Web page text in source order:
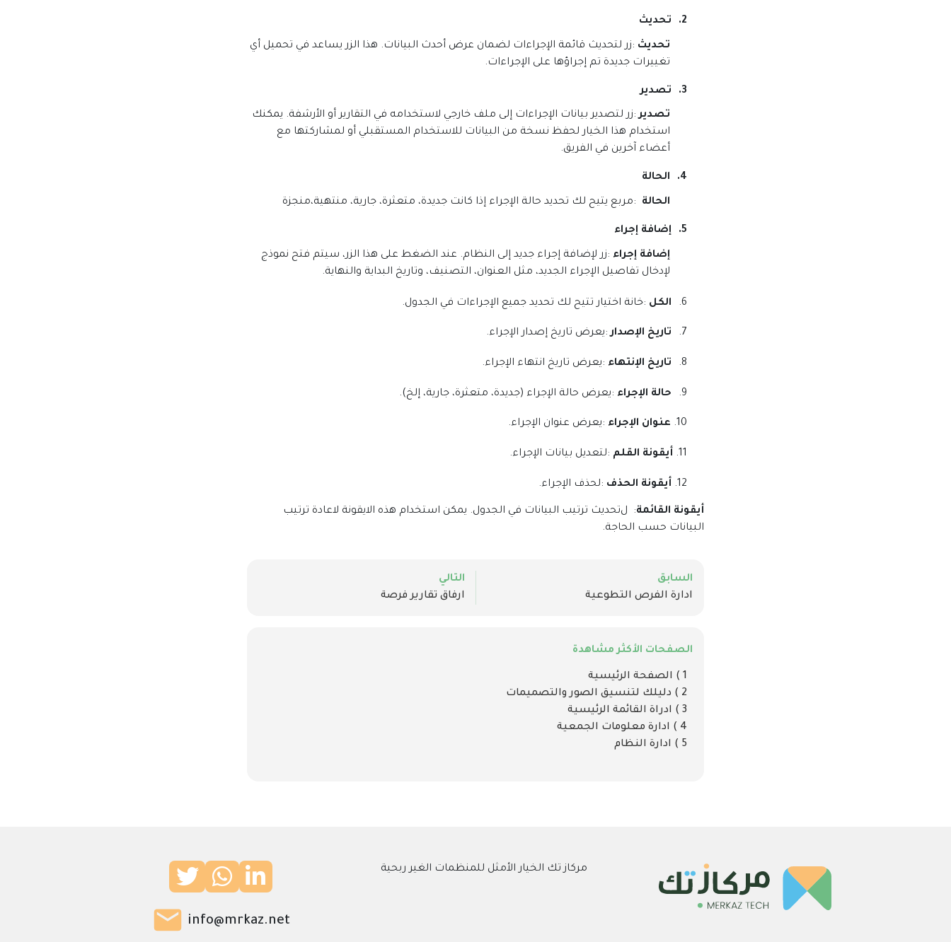
2. تحديث
تحديث :زر لتحديث قائمة الإجراءات لضمان عرض أحدث البيانات. هذا الزر يساعد في تحميل أي
تغييرات جديدة تم إجراؤها على الإجراءات.
3. تصدير
تصدير:زر لتصدير بيانات الإجراءات إلى ملف خارجي لاستخدامه في التقارير أو الأرشفة. يمكنك
استخدام هذا الخيار لحفظ نسخة من البيانات للاستخدام المستقبلي أو لمشاركتها مع
أعضاء آخرين في الفريق.
4. الحالة
الحالة :مربع يتيح لك تحديد حالة الإجراء إذا كانت جديدة، متعثرة، جارية، منتهية،منجزة
5. إضافة إجراء
إضافة إجراء :زر لإضافة إجراء جديد إلى النظام. عند الضغط على هذا الزر، سيتم فتح نموذج
لإدخال تفاصيل الإجراء الجديد، مثل العنوان، التصنيف، وتاريخ البداية والنهاية.
6. الكل :خانة اختيار تتيح لك تحديد جميع الإجراءات في الجدول.
7. تاريخ الإصدار:يعرض تاريخ إصدار الإجراء.
8. تاريخ الإنتهاء :يعرض تاريخ انتهاء الإجراء.
9. حالة الإجراء :يعرض حالة الإجراء (جديدة، متعثرة، جارية، إلخ).
10. عنوان الإجراء :يعرض عنوان الإجراء.
11. أيقونة القلم :لتعديل بيانات الإجراء.
12. أيقونة الحذف :لحذف الإجراء.
أيقونة القائمة: لتحديث ترتيب البيانات في الجدول. يمكن استخدام هذه الايقونة لاعادة ترتيب
البيانات حسب الحاجة.
السابق
ادارة الفرص التطوعية
التالي
ارفاق تقارير فرصة
الصفحات الأكثر مشاهدة
1 ) الصفحة الرئيسية
2 ) دليلك لتنسيق الصور والتصميمات
3 ) ادراة القائمة الرئيسية
4 ) ادارة معلومات الجمعية
5 ) ادارة النظام
مركاز تك الخيار الأمثل للمنظمات الغير ربحية
info@mrkaz.net